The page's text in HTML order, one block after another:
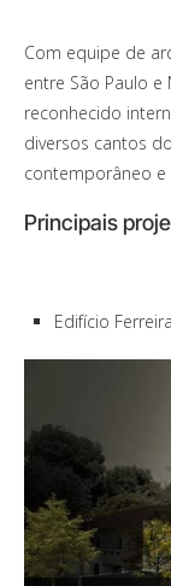
Com equipe de
entre São Paulo e
reconhecido
diversos cantos
contemporâneo e
Principais
Edifício